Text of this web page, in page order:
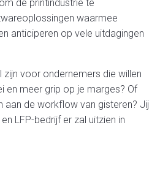
de printindustrie te
waarmee
anticiperen op vele uitdagingen
voor ondernemers die willen
en meer grip op je marges? Of
aan de workflow van gisteren? Jij
LFP-bedrijf er zal uitzien in